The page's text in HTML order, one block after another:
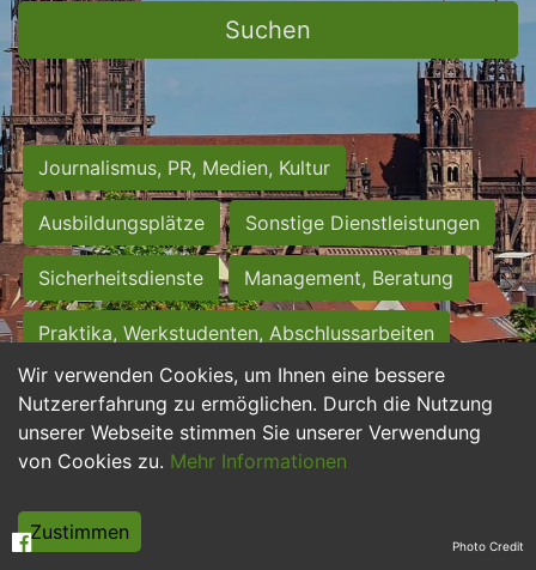
Wir verwenden Cookies, um Ihnen eine bessere
Nutzererfahrung zu ermöglichen. Durch die Nutzung
unserer Webseite stimmen Sie unserer Verwendung
von Cookies zu. Mehr Informationen
Zustimmen
Suchen
Journalismus, PR, Medien, Kultur
Ausbildungsplätze Sonstige Dienstleistungen
Sicherheitsdienste Management, Beratung
Praktika, Werkstudenten, Abschlussarbeiten
Personalwesen Assistenz, Sekretariat
Hilfskräfte, Aushilfs- und Nebenjobs
Weiterbildung, Studium, duale Ausbildung Photo Credit